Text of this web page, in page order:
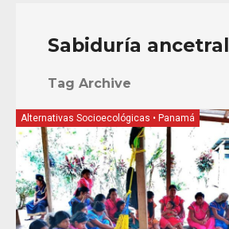
Sabiduría ancetral
Tag Archive
Alternativas Socioecológicas • Panamá